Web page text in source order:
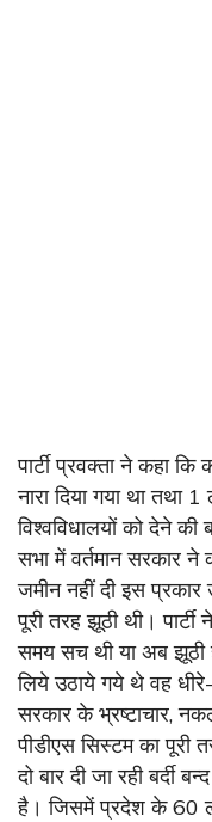
पार्टी प्रवक्ता ने कहा
नारा दिया गया था तथा
विश्वविधालयों को देने की
सभा में वर्तमान सरकार ने
जमीन नहीं दी इस प्रकार
पूरी तरह झूठी थी।
समय सच थी या अब झूठी
लिये उठाये गये थे वह
सरकार के भ्रष्टाचार,
पीडीएस सिस्टम का पूरी
दो बार दी जा रही बर्दी
है। जिसमें प्रदेश के 60